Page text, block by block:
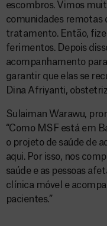
escombros. Vimos
comunidades remotas
tratamento. Então,
ferimentos. Depois
acompanhamento
garantir que elas se
Dina Afriyanti,
Sulaiman Warawu,
“Como MSF está em
o projeto de saúde de
aqui. Por isso, nos
saúde e as pessoas
clínica móvel e
pacientes.”